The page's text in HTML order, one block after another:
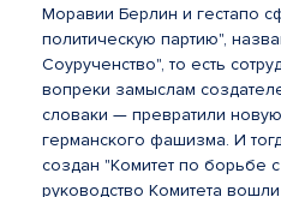
Моравии Берлин и гестапо
политическую партию",
Соурученство", то есть
вопреки замыслам
словаки — превратили
германского фашизма. И
создан "Комитет по борьбе
руководство Комитета